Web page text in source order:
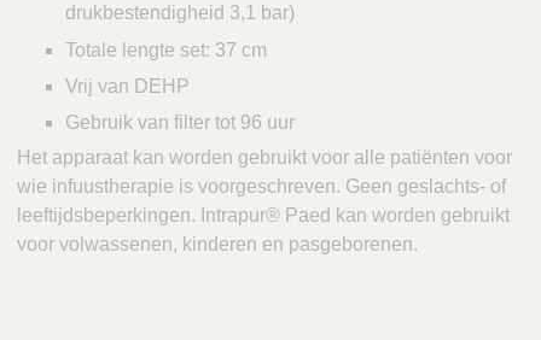
drukbestendigheid 3,1 bar)
Totale lengte set: 37 cm
Vrij van DEHP
Gebruik van filter tot 96 uur
Het apparaat kan worden gebruikt voor alle patiënten voor
wie infuustherapie is voorgeschreven. Geen geslachts- of
leeftijdsbeperkingen. Intrapur® Paed kan worden gebruikt
voor volwassenen, kinderen en pasgeborenen.